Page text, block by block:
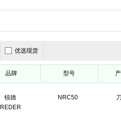
优选现货
品牌 型号
锐德
REDER
NRC50